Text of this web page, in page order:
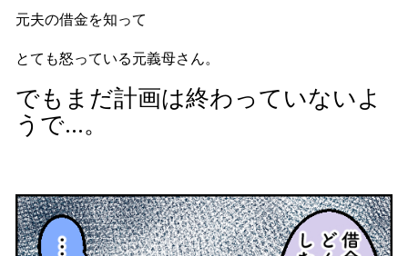
元夫の借金を知って
とても怒っている元義母さん。
でもまだ計画は終わっていないよ
うで…。